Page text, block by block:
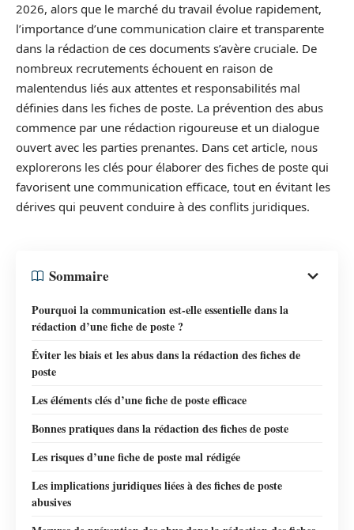
2026, alors que le marché du travail évolue rapidement,
l’importance d’une communication claire et transparente
dans la rédaction de ces documents s’avère cruciale. De
nombreux recrutements échouent en raison de
malentendus liés aux attentes et responsabilités mal
définies dans les fiches de poste. La prévention des abus
commence par une rédaction rigoureuse et un dialogue
ouvert avec les parties prenantes. Dans cet article, nous
explorerons les clés pour élaborer des fiches de poste qui
favorisent une communication efficace, tout en évitant les
dérives qui peuvent conduire à des conflits juridiques.
Sommaire
Pourquoi la communication est-elle essentielle dans la
rédaction d’une fiche de poste ?
Éviter les biais et les abus dans la rédaction des fiches de
poste
Les éléments clés d’une fiche de poste efficace
Bonnes pratiques dans la rédaction des fiches de poste
Les risques d’une fiche de poste mal rédigée
Les implications juridiques liées à des fiches de poste
abusives